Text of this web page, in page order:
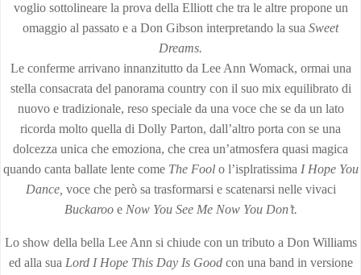
voglio sottolineare la prova della Elliott che tra le altre propone un
omaggio al passato e a Don Gibson interpretando la sua Sweet
Dreams.
Le conferme arrivano innanzitutto da Lee Ann Womack, ormai una
stella consacrata del panorama country con il suo mix equilibrato di
nuovo e tradizionale, reso speciale da una voce che se da un lato
ricorda molto quella di Dolly Parton, dall’altro porta con se una
dolcezza unica che emoziona, che crea un’atmosfera quasi magica
quando canta ballate lente come The Fool o l’isplratissima I Hope You
Dance, voce che però sa trasformarsi e scatenarsi nelle vivaci
Buckaroo e Now You See Me Now You Don’t.
Lo show della bella Lee Ann si chiude con un tributo a Don Williams
ed alla sua Lord I Hope This Day Is Good con una band in versione